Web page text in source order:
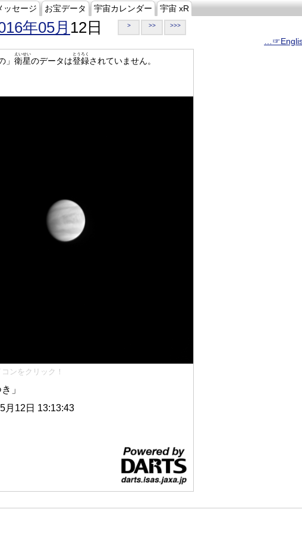
ッセージ お宝データ 宇宙カレンダー 宇宙 xR
年05月 12日 > >> >>>
」 衛星
えいせい
のデータは登録
とうろく
されていません。
ンをクリック！
」
月12日 13:13:43